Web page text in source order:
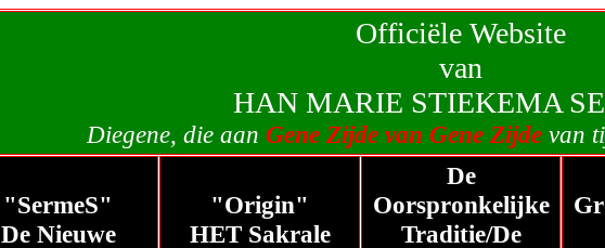
Officiële Website
van
HAN MARIE STIEKEMA
Diegene, die aan Gene Zijde van Gene Zijde van
"SermeS"
De Nieuwe
"Origin"
HET Sakrale
De
Oorspronkelijke
Traditie/De